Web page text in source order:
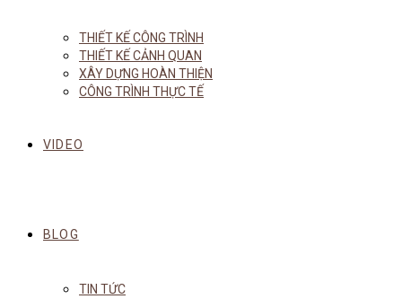
THIẾT KẾ CÔNG TRÌNH
THIẾT KẾ CẢNH QUAN
XÂY DỰNG HOÀN THIỆN
CÔNG TRÌNH THỰC TẾ
VIDEO
BLOG
TIN TỨC